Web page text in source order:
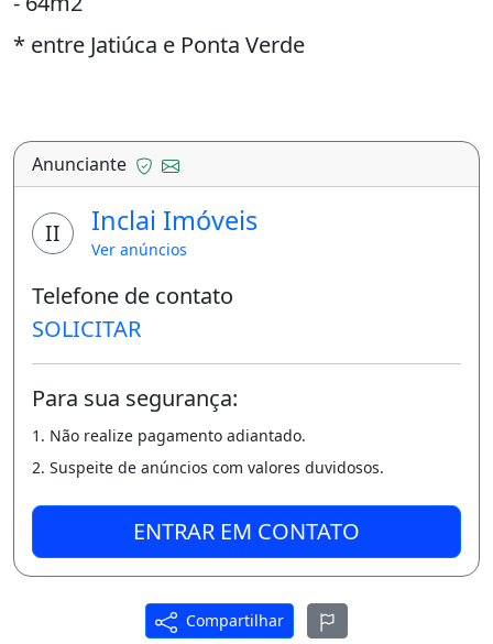
* entre Jatiúca e Ponta Verde
ESCRIÇÃO:
Completo de armários, nos quartos, cozinha
e banheiros, blindex e sofa
Edifício Noel Nutels
- Novo recém entregue.
Rua Vinícius de Moraes
- Jatiúca
Frente ao predio empresarial The Square e
entre o Palato Ponta verde e Av.
Amelia Rosa
Apartamento 2 quartos. 63 m².
Anunciante
II Inclai Imóveis
Ver anúncios
Telefone de contato
SOLICITAR
Para sua segurança:
1. Não realize pagamento adiantado.
2. Suspeite de anúncios com valores duvidosos.
ENTRAR EM CONTATO
Compartilhar